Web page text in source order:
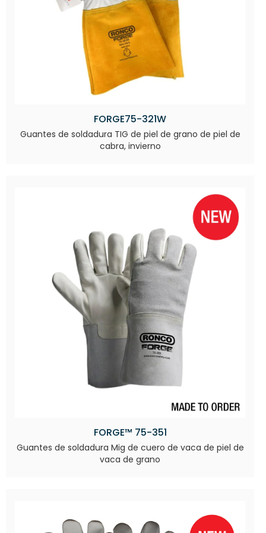
FORGE75-321W
Guantes de soldadura TIG de piel de grano de piel de
cabra, invierno
FORGE™ 75-351
Guantes de soldadura Mig de cuero de vaca de piel de
vaca de grano